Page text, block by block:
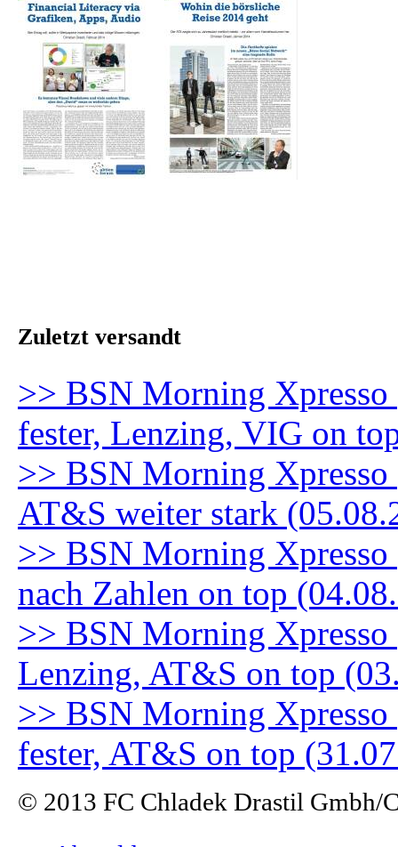
Zuletzt versandt
>> BSN Morning
fester, Lenzing, VIG on
>> BSN Morning
AT&S weiter stark
>> BSN Morning
nach Zahlen on top
>> BSN Morning
Lenzing, AT&S on top
>> BSN Morning
fester, AT&S on top
© 2013 FC Chladek Drastil Gmbh/